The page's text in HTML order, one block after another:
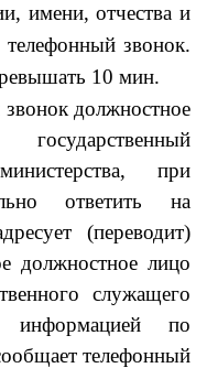
имени, отчества и
звонок.
10 мин.
должностное
при
ответить на
(переводит)
должностное лицо
служащего
информацией по
телефонный